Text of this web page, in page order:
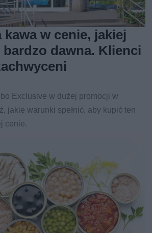
w cenie, jakiej
bardzo dawna. Klienci
Exclusive w dużej promocji w
jakie warunki spełnić, aby kupić ten
cenie.